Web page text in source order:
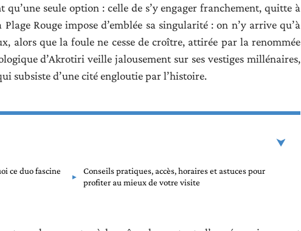
seule option : celle de s’y engager franchement, quitte à
Rouge impose d’emblée sa singularité : on n’y arrive qu’à
alors que la foule ne cesse de croître, attirée par la renommée
d’Akrotiri veille jalousement sur ses vestiges millénaires,
subsiste d’une cité engloutie par l’histoire.
ce duo fascine
Conseils pratiques, accès, horaires et astuces pour
profiter au mieux de votre visite